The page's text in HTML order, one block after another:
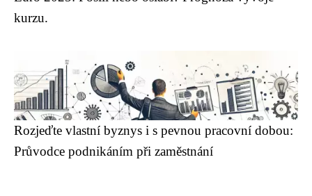
kurzu.
Rozjeďte vlastní byznys i s pevnou pracovní dobou:
Průvodce podnikáním při zaměstnání